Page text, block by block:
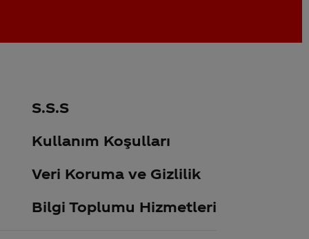
S.S.S
Kullanım Koşulları
Veri Koruma ve Gizlilik
Bilgi Toplumu Hizmetleri